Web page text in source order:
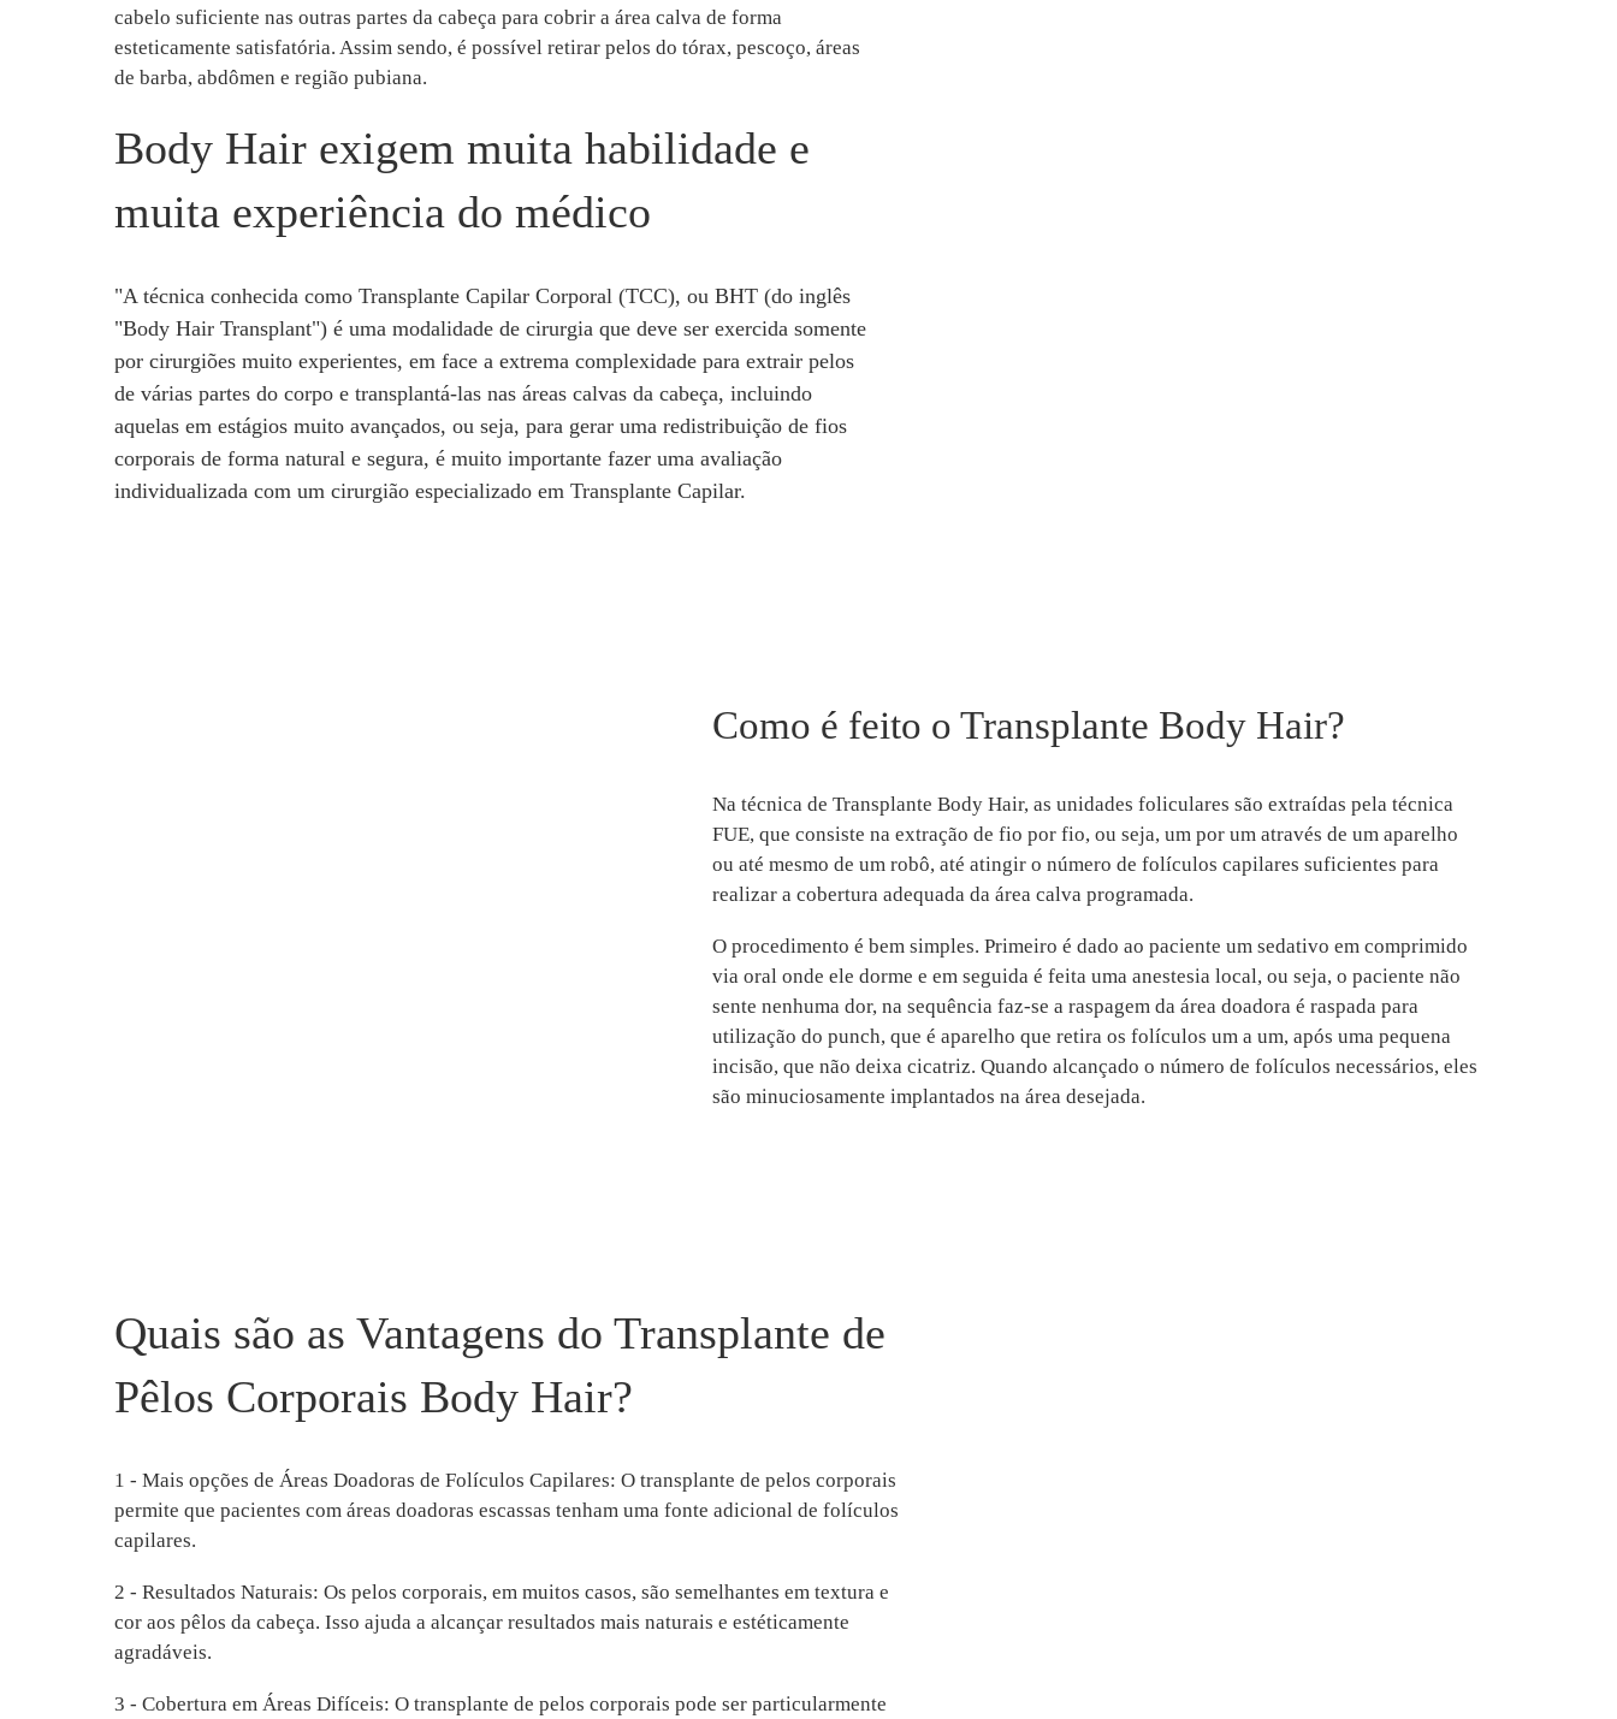
cabelo suficiente nas outras partes da cabeça para cobrir a área calva de forma
esteticamente satisfatória. Assim sendo, é possível retirar pelos do tórax, pescoço, áreas
de barba, abdômen e região pubiana.
Body Hair exigem muita habilidade e
muita experiência do médico
"A técnica conhecida como Transplante Capilar Corporal (TCC), ou BHT (do inglês
"Body Hair Transplant") é uma modalidade de cirurgia que deve ser exercida somente
por cirurgiões muito experientes, em face a extrema complexidade para extrair pelos
de várias partes do corpo e transplantá-las nas áreas calvas da cabeça, incluindo
aquelas em estágios muito avançados, ou seja, para gerar uma redistribuição de fios
corporais de forma natural e segura, é muito importante fazer uma avaliação
individualizada com um cirurgião especializado em Transplante Capilar.
Como é feito o Transplante Body Hair?
Na técnica de Transplante Body Hair, as unidades foliculares são extraídas pela técnica
FUE, que consiste na extração de fio por fio, ou seja, um por um através de um aparelho
ou até mesmo de um robô, até atingir o número de folículos capilares suficientes para
realizar a cobertura adequada da área calva programada.
O procedimento é bem simples. Primeiro é dado ao paciente um sedativo em comprimido
via oral onde ele dorme e em seguida é feita uma anestesia local, ou seja, o paciente não
sente nenhuma dor, na sequência faz-se a raspagem da área doadora é raspada para
utilização do punch, que é aparelho que retira os folículos um a um, após uma pequena
incisão, que não deixa cicatriz. Quando alcançado o número de folículos necessários, eles
são minuciosamente implantados na área desejada.
Quais são as Vantagens do Transplante de
Pêlos Corporais Body Hair?
1 - Mais opções de Áreas Doadoras de Folículos Capilares: O transplante de pelos corporais
permite que pacientes com áreas doadoras escassas tenham uma fonte adicional de folículos
capilares.
2 - Resultados Naturais: Os pelos corporais, em muitos casos, são semelhantes em textura e
cor aos pêlos da cabeça. Isso ajuda a alcançar resultados mais naturais e estéticamente
agradáveis.
3 - Cobertura em Áreas Difíceis: O transplante de pelos corporais pode ser particularmente